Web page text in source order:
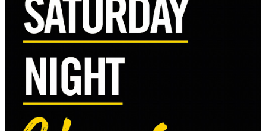
AVGIFTER
BLI MEDLEM
FRITIDSKORTET
PARTNERS